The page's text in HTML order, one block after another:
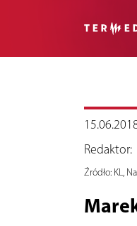
Redaktor:
Źródło:KL,